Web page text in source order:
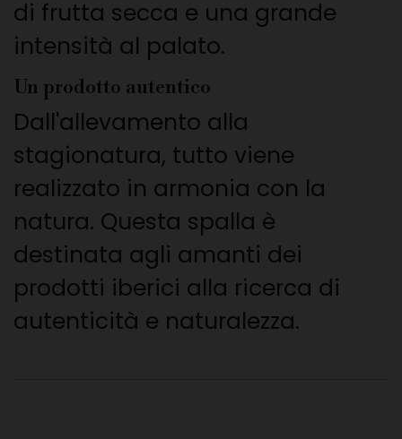
di frutta secca e una grande
intensità al palato.
Un prodotto autentico
Dall'allevamento alla
stagionatura, tutto viene
realizzato in armonia con la
natura. Questa spalla è
destinata agli amanti dei
prodotti iberici alla ricerca di
autenticità e naturalezza.